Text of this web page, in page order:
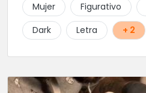
Mujer Figurativo
Dark
Letra + 2